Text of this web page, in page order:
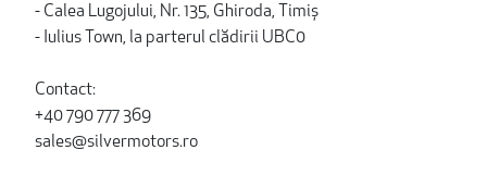
- Calea Lugojului, Nr. 135, Ghiroda, Timiș
- Iulius Town, la parterul clădirii UBC0
Contact:
+40 790 777 369
sales@silvermotors.ro